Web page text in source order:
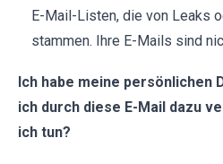
E-Mail-Listen, die von Leaks
stammen. Ihre E-Mails sind
Ich habe meine persönlichen
ich durch diese E-Mail dazu
ich tun?